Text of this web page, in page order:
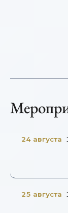
24 августа
25 августа